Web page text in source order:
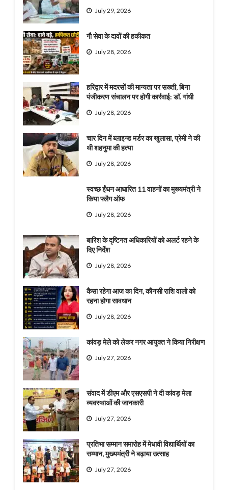
July 29, 2026
गौ सेवा के दावों की हकीकत
July 28, 2026
हरिद्वार में मदरसों की मान्यता पर सख्ती, बिना
पंजीकरण संचालन पर होगी कार्रवाई: डॉ. गांधी
July 28, 2026
चार दिन में ब्लाइन्ड मर्डर का खुलासा, प्रेमी ने की
थी शहनुमा की हत्या
July 28, 2026
स्वच्छ ईंधन आधारित 11 वाहनों का मुख्यमंत्री ने
किया फ्लैग ऑफ
July 28, 2026
बारिश के दृष्टिगत अधिकारियों को अलर्ट रहने के
दिए निर्देश
July 28, 2026
कैसा रहेगा आज का दिन, कौनसी राशि वालो को
रहना होगा सावधान
July 28, 2026
कांवड़ मेले को लेकर नगर आयुक्त ने किया निरीक्षण
July 27, 2026
संवाद में डीएम और एसएसपी ने दी कांवड़ मेला
व्यवस्थाओं की जानकारी
July 27, 2026
प्रतिभा सम्मान समारोह में मेधावी विद्यार्थियों का
सम्मान, मुख्यमंत्री ने बढ़ाया उत्साह
July 27, 2026